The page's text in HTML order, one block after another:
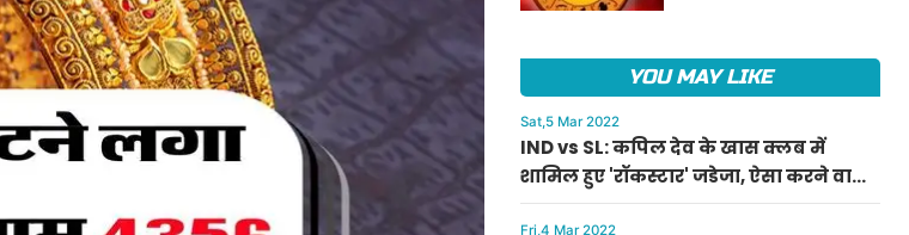
YOU MAY LIKE
Sat,5 Mar 2022
IND vs SL: कपिल देव के खास क्लब में
शामिल हुए 'रॉकस्टार' जडेजा, ऐसा करने वाले
बने मात्र दूसरे भारतीय
Fri,4 Mar 2022